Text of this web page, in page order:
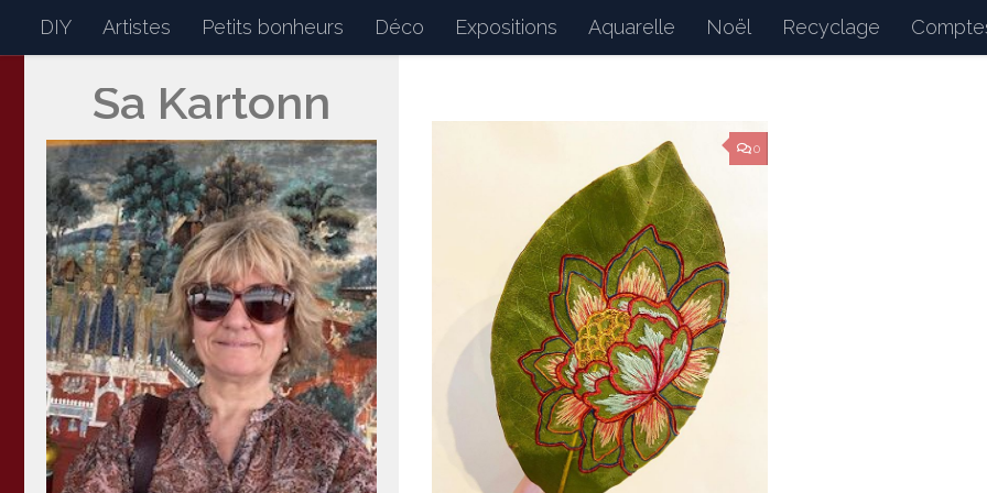
Skip to content
DIY Artistes Petits bonheurs Déco Expositions Aquarelle Noël Recyclage
SakartonnMon petit journal de bord : petits bonheurs du quotidien, dessins, peintures,
0
Sa Kartonn